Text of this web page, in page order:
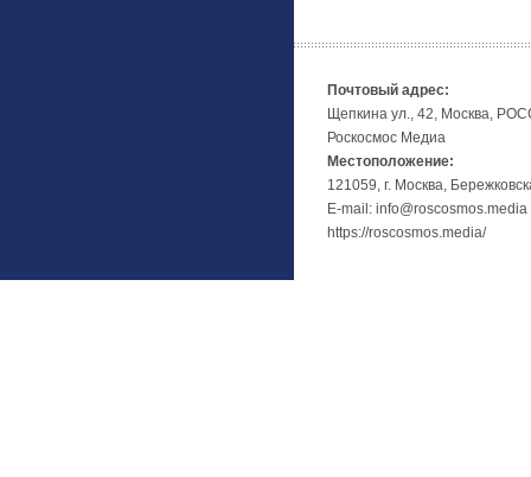
Почтовый адрес:
Щепкина ул., 42, Москва,
Роскосмос Медиа
Местоположение:
121059, г. Москва,
E-mail: info@roscosmos.media
https://roscosmos.media/